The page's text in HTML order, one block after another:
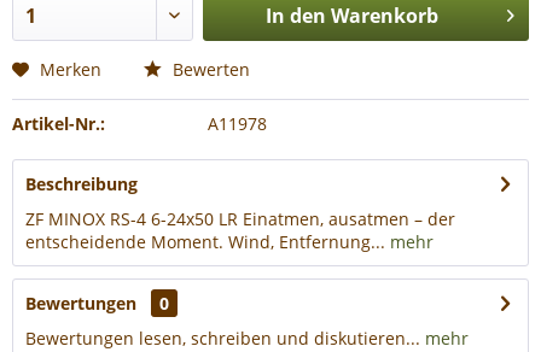
In den Warenkorb
Merken Bewerten
Artikel-Nr.: A11978
Beschreibung
ZF MINOX RS-4 6-24x50 LR Einatmen, ausatmen – der
entscheidende Moment. Wind, Entfernung... mehr
Bewertungen
0
Bewertungen lesen, schreiben und diskutieren... mehr